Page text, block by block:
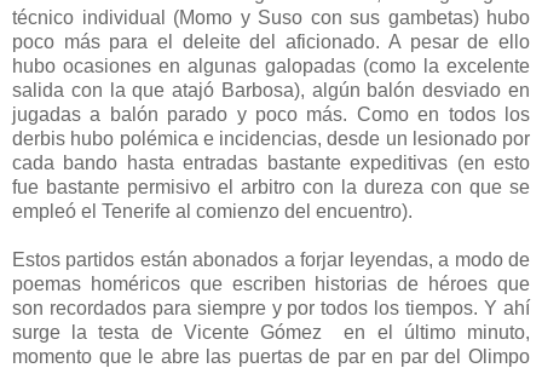
técnico individual (Momo y Suso con sus gambetas) hubo
poco más para el deleite del aficionado. A pesar de ello
hubo ocasiones en algunas galopadas (como la excelente
salida con la que atajó Barbosa), algún balón desviado en
jugadas a balón parado y poco más. Como en todos los
derbis hubo polémica e incidencias, desde un lesionado por
cada bando hasta entradas bastante expeditivas (en esto
fue bastante permisivo el arbitro con la dureza con que se
empleó el Tenerife al comienzo del encuentro).
Estos partidos están abonados a forjar leyendas, a modo de
poemas homéricos que escriben historias de héroes que
son recordados para siempre y por todos los tiempos. Y ahí
surge la testa de Vicente Gómez en el último minuto,
momento que le abre las puertas de par en par del Olimpo